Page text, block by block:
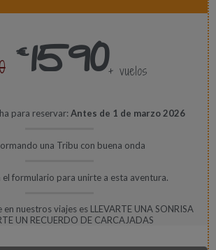
€1590+ vuelos
para reservar:Antes de 1 de marzo 2026
una Tribu con buena onda
el formulario para unirte a esta aventura.
nuestros viajes es LLEVARTE UNA SONRISA
UN RECUERDO DE CARCAJADAS